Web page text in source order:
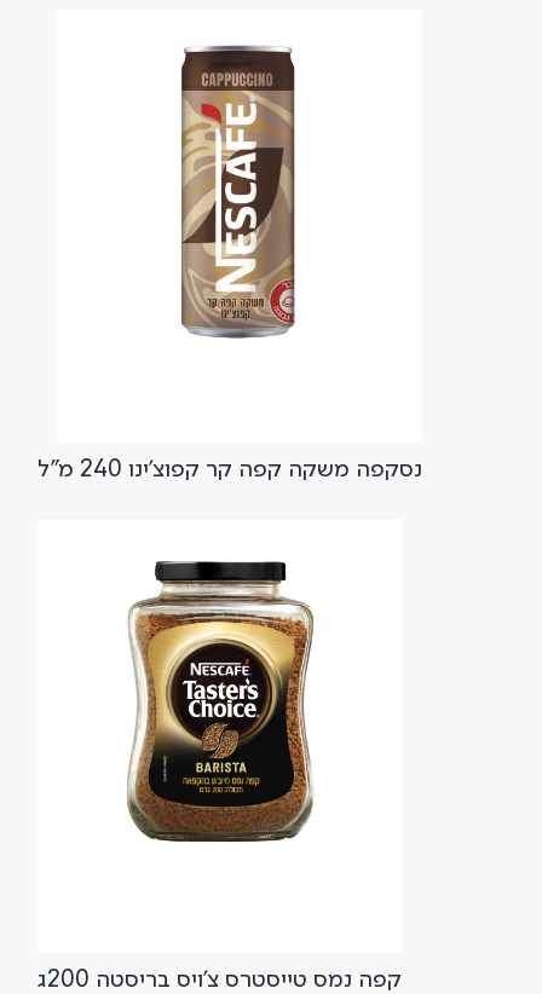
נסקפה משקה קפה קר קפוצ'ינו 240 מ"ל
קפה נמס טייסטרס צ'ויס בריסטה 200ג